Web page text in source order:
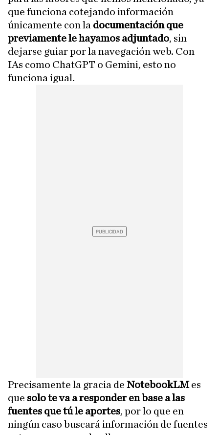
que funciona cotejando información
únicamente con la documentación que
previamente le hayamos adjuntado, sin
dejarse guiar por la navegación web. Con
IAs como ChatGPT o Gemini, esto no
funciona igual.
Precisamente la gracia de NotebookLMes
que solo te va a responder en base a las
fuentes que tú le aportes, por lo que en
ningún caso buscará información de fuentes